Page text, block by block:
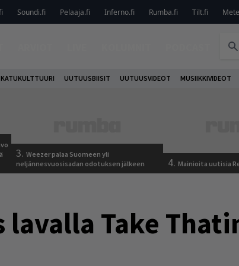
Soundi.fi Pelaaja.fi Inferno.fi Rumba.fi Tilt.fi
KATUKULTTUURI UUTUUSBIISIT UUTUUSVIDEOT MUSIIKKIVIDEOT
3. Weezer palaa Suomeen yli
neljännesvuosisadan odotuksen jälkeen
4. Mainioita uutisia
Take